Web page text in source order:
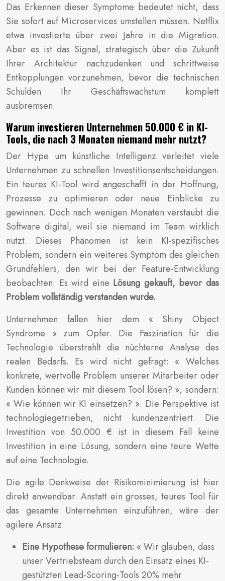
Das Erkennen dieser Symptome bedeutet nicht, dass
Sie sofort auf Microservices umstellen müssen. Netflix
etwa investierte über zwei Jahre in die Migration.
Aber es ist das Signal, strategisch über die Zukunft
Ihrer Architektur nachzudenken und schrittweise
Entkopplungen vorzunehmen, bevor die technischen
Schulden Ihr Geschäftswachstum komplett
ausbremsen.
Warum investieren Unternehmen 50.000 € in KI-
Tools, die nach 3 Monaten niemand mehr nutzt?
Der Hype um künstliche Intelligenz verleitet viele
Unternehmen zu schnellen Investitionsentscheidungen.
Ein teures KI-Tool wird angeschafft in der Hoffnung,
Prozesse zu optimieren oder neue Einblicke zu
gewinnen. Doch nach wenigen Monaten verstaubt die
Software digital, weil sie niemand im Team wirklich
nutzt. Dieses Phänomen ist kein KI-spezifisches
Problem, sondern ein weiteres Symptom des gleichen
Grundfehlers, den wir bei der Feature-Entwicklung
beobachten: Es wird eine Lösung gekauft, bevor das
Problem vollständig verstanden wurde.
Unternehmen fallen hier dem « Shiny Object
Syndrome » zum Opfer. Die Faszination für die
Technologie überstrahlt die nüchterne Analyse des
realen Bedarfs. Es wird nicht gefragt: « Welches
konkrete, wertvolle Problem unserer Mitarbeiter oder
Kunden können wir mit diesem Tool lösen? », sondern:
« Wie können wir KI einsetzen? ». Die Perspektive ist
technologiegetrieben, nicht kundenzentriert. Die
Investition von 50.000 € ist in diesem Fall keine
Investition in eine Lösung, sondern eine teure Wette
auf eine Technologie.
Die agile Denkweise der Risikominimierung ist hier
direkt anwendbar. Anstatt ein grosses, teures Tool für
das gesamte Unternehmen einzuführen, wäre der
agilere Ansatz:
Eine Hypothese formulieren: « Wir glauben, dass
unser Vertriebsteam durch den Einsatz eines KI-
gestützten Lead-Scoring-Tools 20% mehr